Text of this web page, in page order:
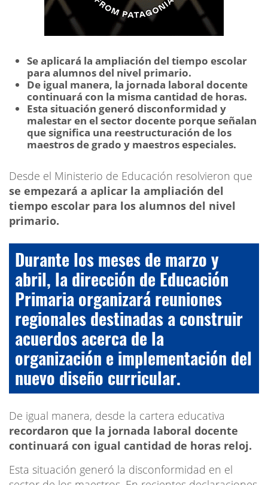
Se aplicará la ampliación del tiempo escolar
para alumnos del nivel primario.
De igual manera, la jornada laboral docente
continuará con la misma cantidad de horas.
Esta situación generó disconformidad y
malestar en el sector docente porque señalan
que significa una reestructuración de los
maestros de grado y maestros especiales.
Desde el Ministerio de Educación resolvieron que
se empezará a aplicar la ampliación del
tiempo escolar para los alumnos del nivel
primario.
Durante los meses de marzo y
abril, la dirección de Educación
Primaria organizará reuniones
regionales destinadas a construir
acuerdos acerca de la
organización e implementación del
nuevo diseño curricular.
De igual manera, desde la cartera educativa
recordaron que la jornada laboral docente
continuará con igual cantidad de horas reloj.
Esta situación generó la disconformidad en el